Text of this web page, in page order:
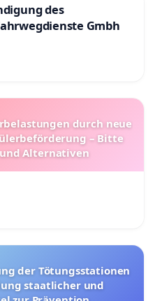
des
Gmbh
durch neue
– Bitte
Alternativen
staatlicher und